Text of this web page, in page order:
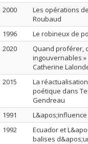
2000
Les opérations
Roubaud
1996
Le robineux de
2020
Quand proférer,
ingouvernables »
Catherine
2015
La
poétique dans
Gendreau
1991
L&apos;influence
1992
Ecuador et
balises